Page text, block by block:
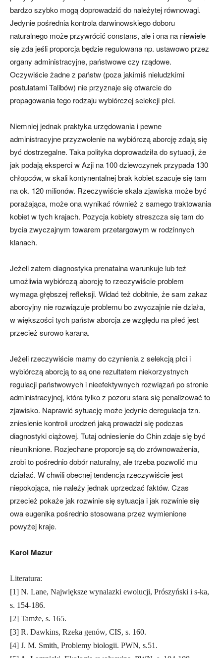
bardzo szybko mogą doprowadzić do należytej równowagi.
Jedynie pośrednia kontrola darwinowskiego doboru
naturalnego może przywrócić constans, ale i ona na niewiele
się zda jeśli proporcja będzie regulowana np. ustawowo przez
organy administracyjne, państwowe czy rządowe.
Oczywiście żadne z państw (poza jakimiś nieludzkimi
postulatami Talibów) nie przyznaje się otwarcie do
propagowania tego rodzaju wybiórczej selekcji płci.
Niemniej jednak praktyka urzędowania i pewne
administracyjne przyzwolenie na wybiórczą aborcję zdają się
być dostrzegalne. Taka polityka doprowadziła do sytuacji, że
jak podają eksperci w Azji na 100 dziewczynek przypada 130
chłopców, w skali kontynentalnej brak kobiet szacuje się tam
na ok. 120 milionów. Rzeczywiście skala zjawiska może być
porażająca, może ona wynikać również z samego traktowania
kobiet w tych krajach. Pozycja kobiety streszcza się tam do
bycia zwyczajnym towarem przetargowym w rodzinnych
klanach.
Jeżeli zatem diagnostyka prenatalna warunkuje lub też
umożliwia wybiórczą aborcję to rzeczywiście problem
wymaga głębszej refleksji. Widać też dobitnie, że sam zakaz
aborcyjny nie rozwiązuje problemu bo zwyczajnie nie działa,
w większości tych państw aborcja ze względu na płeć jest
przecież surowo karana.
Jeżeli rzeczywiście mamy do czynienia z selekcją płci i
wybiórczą aborcją to są one rezultatem niekorzystnych
regulacji państwowych i nieefektywnych rozwiązań po stronie
administracyjnej, która tylko z pozoru stara się penalizować to
zjawisko. Naprawić sytuację może jedynie deregulacja tzn.
zniesienie kontroli urodzeń jaką prowadzi się podczas
diagnostyki ciążowej. Tutaj odniesienie do Chin zdaje się być
nieuniknione. Rozjechane proporcje są do zrównoważenia,
zrobi to pośrednio dobór naturalny, ale trzeba pozwolić mu
działać. W chwili obecnej tendencja rzeczywiście jest
niepokojąca, nie należy jednak uprzedzać faktów. Czas
przecież pokaże jak rozwinie się sytuacja i jak rozwinie się
owa eugenika pośrednio stosowana przez wymienione
powyżej kraje.
Karol Mazur
Literatura:
[1] N. Lane, Największe wynalazki ewolucji, Prószyński i s-ka,
s. 154-186.
[2] Tamże, s. 165.
[3] R. Dawkins, Rzeka genów, CIS, s. 160.
[4] J. M. Smith, Problemy biologii. PWN, s.51.